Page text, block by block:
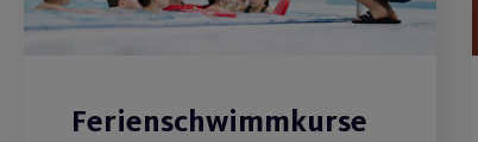
Ferienschwimmkurse